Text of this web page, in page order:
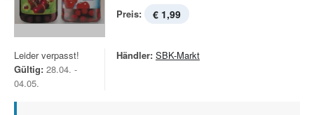
Preis: € 1,99
Leider verpasst!
Gültig: 28.04. -
04.05.
Händler: SBK-Markt